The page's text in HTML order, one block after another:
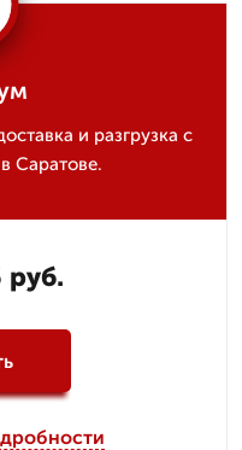
и разгрузка с
Саратове.
руб.